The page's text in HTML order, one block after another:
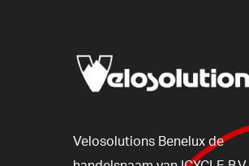
Velosolutions Benelux de